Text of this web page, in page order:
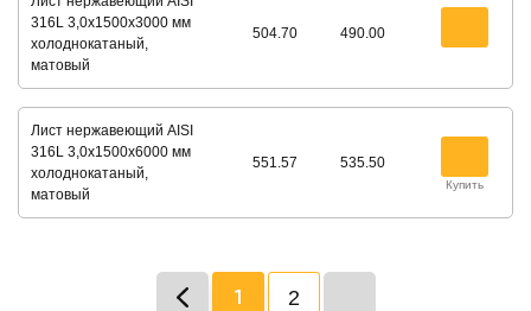
316L 3,0х1500х3000 мм
холоднокатаный,
матовый
504.70 490.00
Лист нержавеющий AISI
316L 3,0х1500х6000 мм
холоднокатаный,
матовый
551.57 535.50
Купить
1 2